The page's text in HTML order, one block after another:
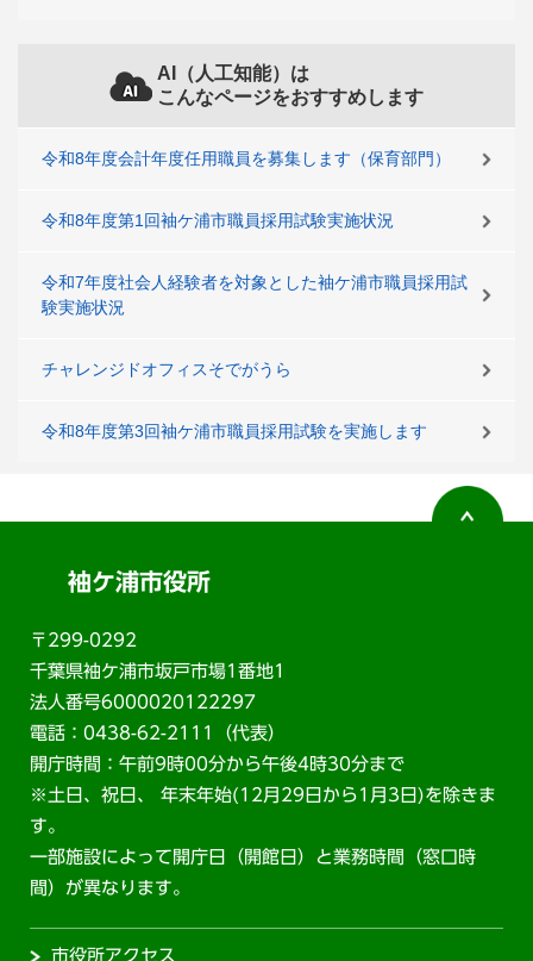
AI（人工知能）は
こんなページをおすすめします
令和8年度会計年度任用職員を募集します（保育部門）
令和8年度第1回袖ケ浦市職員採用試験実施状況
令和7年度社会人経験者を対象とした袖ケ浦市職員採用試
験実施状況
チャレンジドオフィスそでがうら
令和8年度第3回袖ケ浦市職員採用試験を実施します
袖ケ浦市役所
〒299-0292
千葉県袖ケ浦市坂戸市場1番地1
法人番号6000020122297
電話：0438-62-2111（代表）
開庁時間：午前9時00分から午後4時30分まで
※土日、祝日、 年末年始(12月29日から1月3日)を除きま
す。
一部施設によって開庁日（開館日）と業務時間（窓口時
間）が異なります。
市役所アクセス